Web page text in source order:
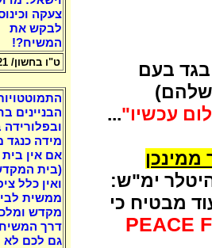
בעם
עכשיו"...
ממינכן
ימ"ש:
מבטיח כי
PEACE
צעקה
לבקש את
המשיח?!
ט"ו בחשון/ 21.10.21
הבניינים
ובפלורידה
מידה כנגד
אם אין
(בית
ואין כלל
ממשית
מקדש
דרך
גם לכם לא